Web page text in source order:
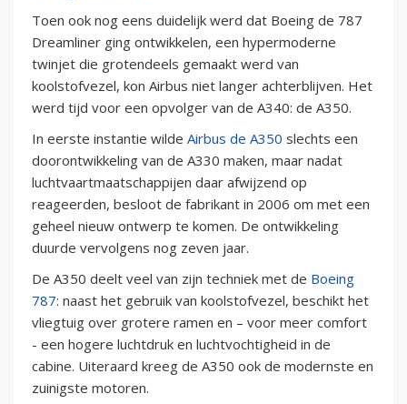
Toen ook nog eens duidelijk werd dat Boeing de 787
Dreamliner ging ontwikkelen, een hypermoderne
twinjet die grotendeels gemaakt werd van
koolstofvezel, kon Airbus niet langer achterblijven. Het
werd tijd voor een opvolger van de A340: de A350.
In eerste instantie wilde Airbus de A350 slechts een
doorontwikkeling van de A330 maken, maar nadat
luchtvaartmaatschappijen daar afwijzend op
reageerden, besloot de fabrikant in 2006 om met een
geheel nieuw ontwerp te komen. De ontwikkeling
duurde vervolgens nog zeven jaar.
De A350 deelt veel van zijn techniek met de Boeing
787: naast het gebruik van koolstofvezel, beschikt het
vliegtuig over grotere ramen en – voor meer comfort
- een hogere luchtdruk en luchtvochtigheid in de
cabine. Uiteraard kreeg de A350 ook de modernste en
zuinigste motoren.